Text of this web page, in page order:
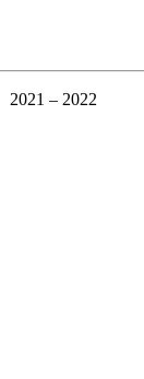
2021 – 2022